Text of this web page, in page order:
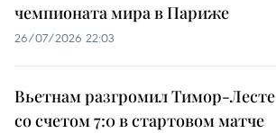
чемпионата мира в Париже
26/07/2026 22:03
Вьетнам разгромил Тимор-Лесте
со счетом 7:0 в стартовом матче